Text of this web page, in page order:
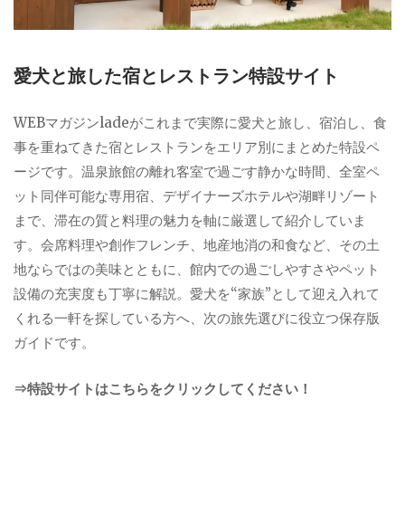
愛犬と旅した宿とレストラン特設サイト
WEBマガジンladeがこれまで実際に愛犬と旅し、宿泊し、食
事を重ねてきた宿とレストランをエリア別にまとめた特設ペ
ージです。温泉旅館の離れ客室で過ごす静かな時間、全室ペ
ット同伴可能な専用宿、デザイナーズホテルや湖畔リゾート
まで、滞在の質と料理の魅力を軸に厳選して紹介していま
す。会席料理や創作フレンチ、地産地消の和食など、その土
地ならではの美味とともに、館内での過ごしやすさやペット
設備の充実度も丁寧に解説。愛犬を“家族”として迎え入れて
くれる一軒を探している方へ、次の旅先選びに役立つ保存版
ガイドです。
⇒特設サイトはこちらをクリックしてください！